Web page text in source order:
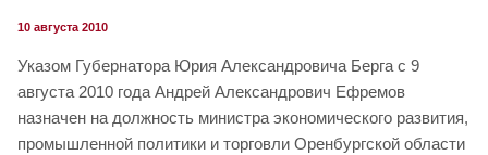
10 августа 2010
Указом Губернатора Юрия Александровича Берга c 9
августа 2010 года Андрей Александрович Ефремов
назначен на должность министра экономического развития,
промышленной политики и торговли Оренбургской области